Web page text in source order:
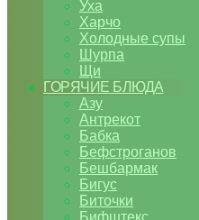
Уха
Харчо
Холодные супы
Шурпа
Щи
ГОРЯЧИЕ БЛЮДА
Азу
Антрекот
Бабка
Бефстроганов
Бешбармак
Бигус
Биточки
Бифштекс